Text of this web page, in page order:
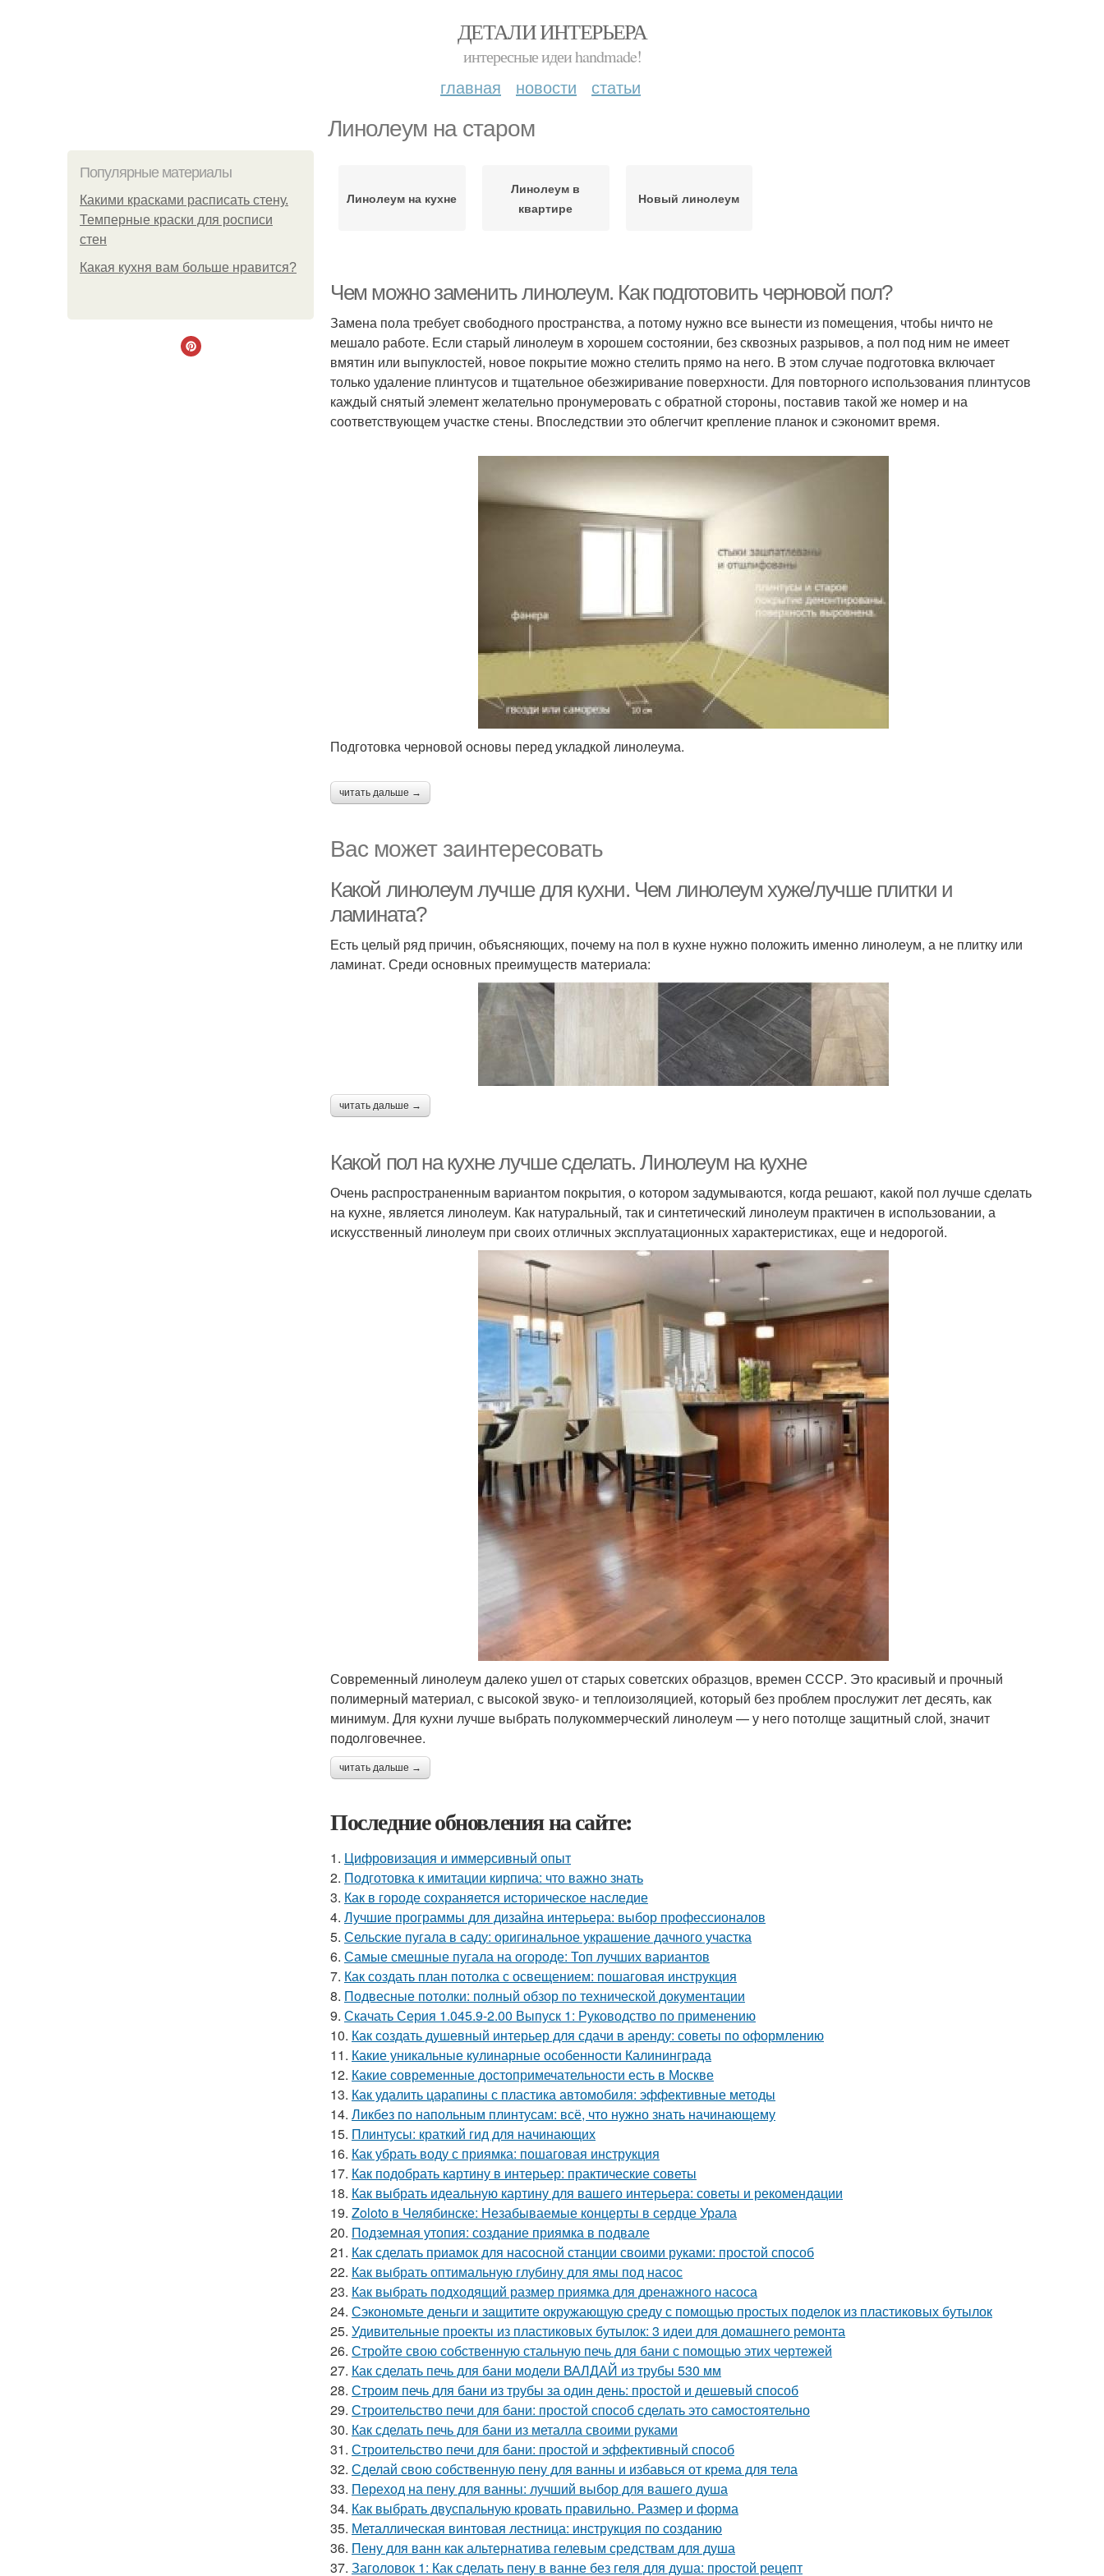
ДЕТАЛИ ИНТЕРЬЕРА
интересные идеи handmade!
главная новости статьи
Линолеум на старом
Популярные материалы
Какими красками расписать стену.
Темперные краски для росписи
стен
Какая кухня вам больше нравится?
Линолеум на кухне
Линолеум в
квартире
Новый линолеум
Чем можно заменить линолеум. Как подготовить черновой пол?
Замена пола требует свободного пространства, а потому нужно все вынести из помещения, чтобы ничто не
мешало работе. Если старый линолеум в хорошем состоянии, без сквозных разрывов, а пол под ним не имеет
вмятин или выпуклостей, новое покрытие можно стелить прямо на него. В этом случае подготовка включает
только удаление плинтусов и тщательное обезжиривание поверхности. Для повторного использования плинтусов
каждый снятый элемент желательно пронумеровать с обратной стороны, поставив такой же номер и на
соответствующем участке стены. Впоследствии это облегчит крепление планок и сэкономит время.
Подготовка черновой основы перед укладкой линолеума.
читать дальше →
Вас может заинтересовать
Какой линолеум лучше для кухни. Чем линолеум хуже/лучше плитки и
ламината?
Есть целый ряд причин, объясняющих, почему на пол в кухне нужно положить именно линолеум, а не плитку или
ламинат. Среди основных преимуществ материала:
читать дальше →
Какой пол на кухне лучше сделать. Линолеум на кухне
Очень распространенным вариантом покрытия, о котором задумываются, когда решают, какой пол лучше сделать
на кухне, является линолеум. Как натуральный, так и синтетический линолеум практичен в использовании, а
искусственный линолеум при своих отличных эксплуатационных характеристиках, еще и недорогой.
Современный линолеум далеко ушел от старых советских образцов, времен СССР. Это красивый и прочный
полимерный материал, с высокой звуко- и теплоизоляцией, который без проблем прослужит лет десять, как
минимум. Для кухни лучше выбрать полукоммерческий линолеум — у него потолще защитный слой, значит
подолговечнее.
читать дальше →
Последние обновления на сайте:
1. Цифровизация и иммерсивный опыт
2. Подготовка к имитации кирпича: что важно знать
3. Как в городе сохраняется историческое наследие
4. Лучшие программы для дизайна интерьера: выбор профессионалов
5. Сельские пугала в саду: оригинальное украшение дачного участка
6. Самые смешные пугала на огороде: Топ лучших вариантов
7. Как создать план потолка с освещением: пошаговая инструкция
8. Подвесные потолки: полный обзор по технической документации
9. Скачать Серия 1.045.9-2.00 Выпуск 1: Руководство по применению
10. Как создать душевный интерьер для сдачи в аренду: советы по оформлению
11. Какие уникальные кулинарные особенности Калининграда
12. Какие современные достопримечательности есть в Москве
13. Как удалить царапины с пластика автомобиля: эффективные методы
14. Ликбез по напольным плинтусам: всё, что нужно знать начинающему
15. Плинтусы: краткий гид для начинающих
16. Как убрать воду с приямка: пошаговая инструкция
17. Как подобрать картину в интерьер: практические советы
18. Как выбрать идеальную картину для вашего интерьера: советы и рекомендации
19. Zoloto в Челябинске: Незабываемые концерты в сердце Урала
20. Подземная утопия: создание приямка в подвале
21. Как сделать приамок для насосной станции своими руками: простой способ
22. Как выбрать оптимальную глубину для ямы под насос
23. Как выбрать подходящий размер приямка для дренажного насоса
24. Сэкономьте деньги и защитите окружающую среду с помощью простых поделок из пластиковых бутылок
25. Удивительные проекты из пластиковых бутылок: 3 идеи для домашнего ремонта
26. Стройте свою собственную стальную печь для бани с помощью этих чертежей
27. Как сделать печь для бани модели ВАЛДАЙ из трубы 530 мм
28. Строим печь для бани из трубы за один день: простой и дешевый способ
29. Строительство печи для бани: простой способ сделать это самостоятельно
30. Как сделать печь для бани из металла своими руками
31. Строительство печи для бани: простой и эффективный способ
32. Сделай свою собственную пену для ванны и избавься от крема для тела
33. Переход на пену для ванны: лучший выбор для вашего душа
34. Как выбрать двуспальную кровать правильно. Размер и форма
35. Металлическая винтовая лестница: инструкция по созданию
36. Пену для ванн как альтернатива гелевым средствам для душа
37. Заголовок 1: Как сделать пену в ванне без геля для душа: простой рецепт